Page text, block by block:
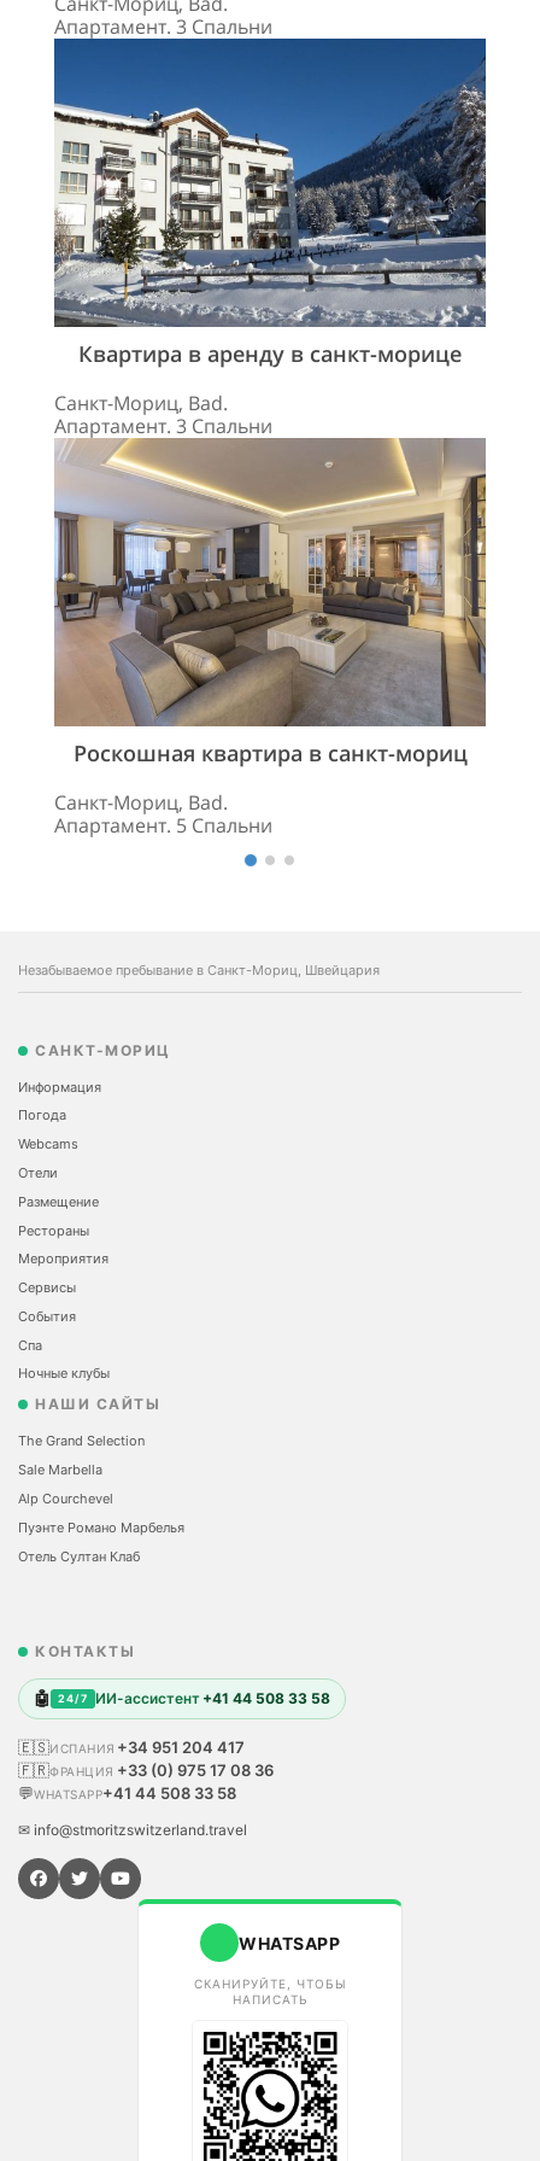
Апартамент. 3 Спальни
Квартира в аренду в санкт-морице
Санкт-Мориц, Bad.
Апартамент. 3 Спальни
Роскошная квартира в санкт-мориц
Санкт-Мориц, Bad.
Апартамент. 5 Спальни
Незабываемое пребывание в Санкт-Мориц, Швейцария
САНКТ-МОРИЦ
Информация
Погода
Webcams
Отели
Размещение
Рестораны
Мероприятия
Сервисы
События
Спа
Ночные клубы
НАШИ САЙТЫ
The Grand Selection
Sale Marbella
Alp Courchevel
Пуэнте Романо Марбелья
Отель Султан Клаб
КОНТАКТЫ
🤖 24/7 ИИ-ассистент +41 44 508 33 58
🇪🇸ИСПАНИЯ +34 951 204 417
🇫🇷ФРАНЦИЯ +33 (0) 975 17 08 36
💬WHATSAPP+41 44 508 33 58
✉ info@stmoritzswitzerland.travel
WHATSAPP
СКАНИРУЙТЕ, ЧТОБЫ
НАПИСАТЬ